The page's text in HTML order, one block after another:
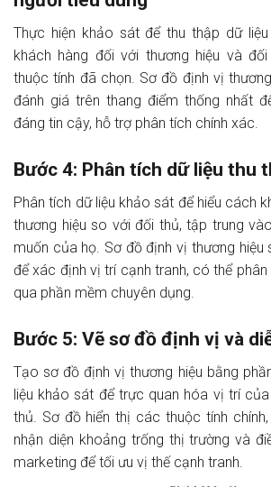
Thực hiện khảo sát để thu thập dữ
khách hàng đối với thương hiệu và
thuộc tính đã chọn. Sơ đồ định vị
đánh giá trên thang điểm thống nhất
đáng tin cậy, hỗ trợ phân tích chính xác.
Bước 4: Phân tích dữ liệu thu
Phân tích dữ liệu khảo sát để hiểu cách
thương hiệu so với đối thủ, tập trung
muốn của họ. Sơ đồ định vị thương hiệu
để xác định vị trí cạnh tranh, có thể
qua phần mềm chuyên dụng.
Bước 5: Vẽ sơ đồ định vị và
Tạo sơ đồ định vị thương hiệu bằng
liệu khảo sát để trực quan hóa vị trí
thủ. Sơ đồ hiển thị các thuộc tính
nhận diện khoảng trống thị trường và
marketing để tối ưu vị thế cạnh tranh.